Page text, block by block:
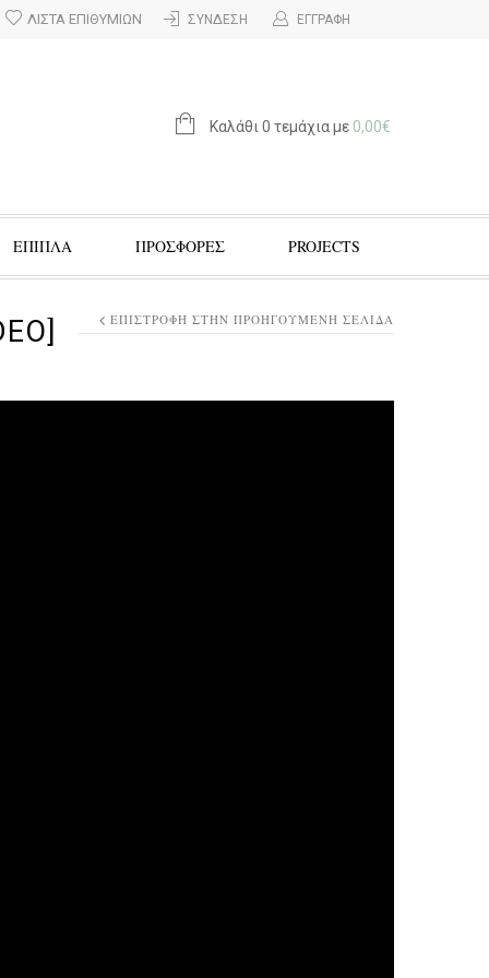
ΣΎΝΔΕΣΗ ΕΓΓΡΑΦΉ
ΛΊΣΤΑ ΕΠΙΘΥΜΙΏΝ
Καλάθι 0 τεμάχια με 0,00€
ΕΠΙΠΛΑ ΠΡΟΣΦΟΡΈΣ PROJECTS
ΕΠΙΣΤΡΟΦΉ ΣΤΗΝ ΠΡΟΗΓΟΎΜΕΝΗ ΣΕΛΊΔΑ